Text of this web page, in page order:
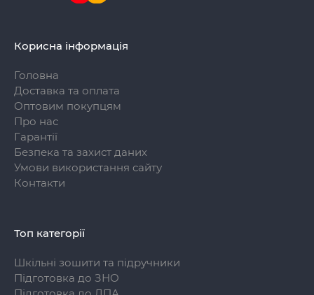
Корисна інформація
Головна
Доставка та оплата
Оптовим покупцям
Про нас
Гарантії
Безпека та захист даних
Умови використання сайту
Контакти
Топ категорії
Шкільні зошити та підручники
Підготовка до ЗНО